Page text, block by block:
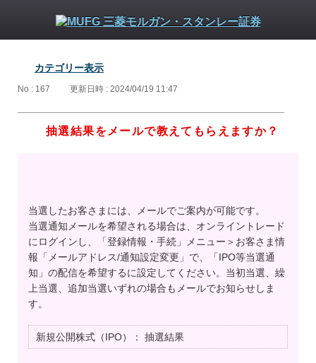
カテゴリー表示
No : 167 更新日時 : 2024/04/19 11:47
抽選結果をメールで教えてもらえますか？
当選したお客さまには、メールでご案内が可能です。
当選通知メールを希望される場合は、オンライントレード
にログインし、「登録情報・手続」メニュー＞お客さま情
報「メールアドレス/通知設定変更」で、「IPO等当選通
知」の配信を希望するに設定してください。当初当選、繰
上当選、追加当選いずれの場合もメールでお知らせしま
す。
新規公開株式（IPO）： 抽選結果